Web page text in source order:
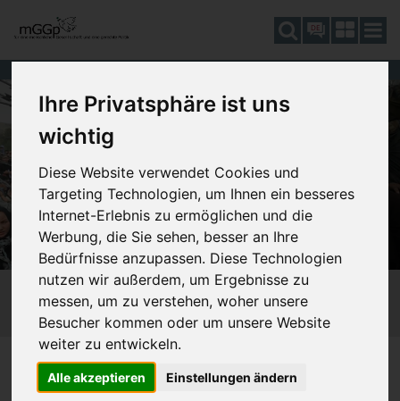
Ihre Privatsphäre ist uns
wichtig
Diese Website verwendet Cookies und
Targeting Technologien, um Ihnen ein besseres
Internet-Erlebnis zu ermöglichen und die
Werbung, die Sie sehen, besser an Ihre
Bedürfnisse anzupassen. Diese Technologien
nutzen wir außerdem, um Ergebnisse zu
messen, um zu verstehen, woher unsere
Besucher kommen oder um unsere Website
weiter zu entwickeln.
Alle akzeptieren Einstellungen ändern
DE
SIE SIND HIER: DAGEGEN SEIN
510_KRIEG
512_AFGHANISTAN